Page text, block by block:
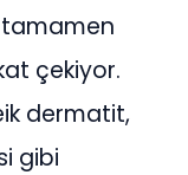
tamamen
çekiyor.
dermatit,
gibi